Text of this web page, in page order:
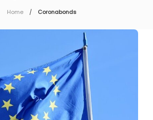
Home Coronabonds